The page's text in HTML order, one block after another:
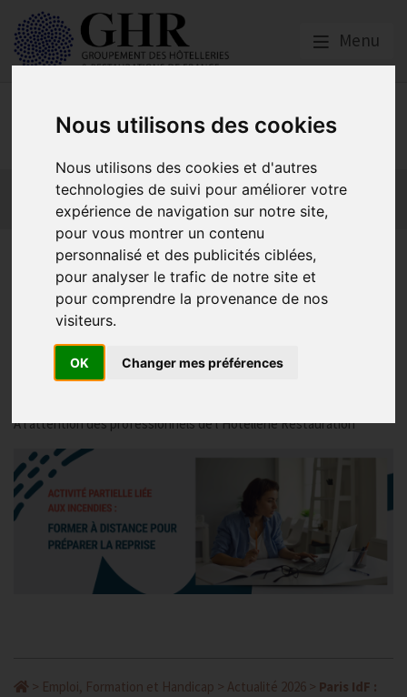
Nous utilisons des cookies
Nous utilisons des cookies et d'autres
technologies de suivi pour améliorer votre
expérience de navigation sur notre site,
pour vous montrer un contenu
personnalisé et des publicités ciblées,
pour analyser le trafic de notre site et
pour comprendre la provenance de nos
visiteurs.
OK Changer mes préférences
Menu
Emploi, Formation et
Handicap
Actualité 2026 Nos Métiers
Offres d’Emploi
Formation
Mission Handicap
Paris IdF : Dernier forum pour
recruter avant les Jeux
Actualité 2026
A l’attention des professionnels de l’Hôtellerie Restauration
> Emploi, Formation et Handicap > Actualité 2026 > Paris IdF :